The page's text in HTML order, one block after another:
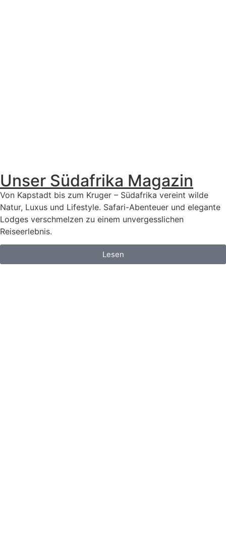
Unser Südafrika Magazin
Von Kapstadt bis zum Kruger – Südafrika vereint wilde
Natur, Luxus und Lifestyle. Safari-Abenteuer und elegante
Lodges verschmelzen zu einem unvergesslichen
Reiseerlebnis.
Lesen